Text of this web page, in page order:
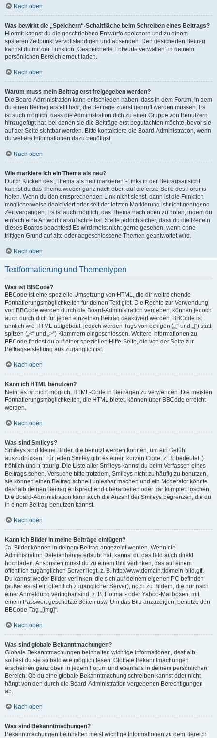
Nach oben
Was bewirkt die „Speichern“-Schaltfläche beim Schreiben eines Beitrags?
Hiermit kannst du die geschriebene Entwürfe speichern und zu einem
späteren Zeitpunkt vervollständigen und absenden. Den gesicherten Beitrag
kannst du mit der Funktion „Gespeicherte Entwürfe verwalten“ in deinem
persönlichen Bereich erneut laden.
Nach oben
Warum muss mein Beitrag erst freigegeben werden?
Die Board-Administration kann entschieden haben, dass in dem Forum, in dem
du einen Beitrag erstellt hast, die Beiträge zuerst geprüft werden müssen. Es
ist auch möglich, dass die Administration dich zu einer Gruppe von Benutzern
hinzugefügt hat, bei denen sie die Beiträge erst begutachten möchte, bevor sie
auf der Seite sichtbar werden. Bitte kontaktiere die Board-Administration, wenn
du weitere Informationen dazu benötigst.
Nach oben
Wie markiere ich ein Thema als neu?
Durch Klicken des „Thema als neu markieren“-Links in der Beitragsansicht
kannst du das Thema wieder ganz nach oben auf die erste Seite des Forums
holen. Wenn du den entsprechenden Link nicht siehst, dann ist die Funktion
möglicherweise deaktiviert oder seit der letzten Markierung ist nicht genügend
Zeit vergangen. Es ist auch möglich, das Thema nach oben zu holen, indem du
einfach eine Antwort darauf schreibst. Stelle jedoch sicher, dass du die Regeln
dieses Boards beachtest! Es wird meist nicht gerne gesehen, wenn ohne
triftigen Grund auf alte oder abgeschlossene Themen geantwortet wird.
Nach oben
Textformatierung und Thementypen
Was ist BBCode?
BBCode ist eine spezielle Umsetzung von HTML, die dir weitreichende
Formatierungsmöglichkeiten für deinen Text gibt. Die Rechte zur Verwendung
von BBCode werden durch die Board-Administration vergeben, können jedoch
auch durch dich für jeden einzelnen Beitrag deaktiviert werden. BBCode ist
ähnlich wie HTML aufgebaut, jedoch werden Tags von eckigen („[“ und „]“) statt
spitzen („<“ und „>“) Klammern eingeschlossen. Weitere Informationen zu
BBCode findest du auf einer speziellen Hilfe-Seite, die von der Seite zur
Beitragserstellung aus zugänglich ist.
Nach oben
Kann ich HTML benutzen?
Nein, es ist nicht möglich, HTML-Code in Beiträgen zu verwenden. Die meisten
Formatierungsmöglichkeiten, die HTML bietet, können über BBCode erreicht
werden.
Nach oben
Was sind Smileys?
Smileys sind kleine Bilder, die benutzt werden können, um ein Gefühl
auszudrücken. Für jeden Smiley gibt es einen kurzen Code, z. B. bedeutet :)
fröhlich und :( traurig. Die Liste aller Smileys kannst du beim Verfassen eines
Beitrags sehen. Versuche bitte trotzdem, Smileys nicht zu häufig zu benutzen,
sie können einen Beitrag schnell unlesbar machen und ein Moderator könnte
deshalb deinen Beitrag entsprechend überarbeiten oder gar komplett löschen.
Die Board-Administration kann auch die Anzahl der Smileys begrenzen, die du
in einem Beitrag benutzen kannst.
Nach oben
Kann ich Bilder in meine Beiträge einfügen?
Ja, Bilder können in deinem Beitrag angezeigt werden. Wenn die
Administration Dateianhänge erlaubt hat, kannst du das Bild auch direkt
hochladen. Ansonsten musst du zu einem Bild verlinken, das auf einem
öffentlich zugänglichen Server liegt, z. B. http://www.domain.tld/mein-bild.gif.
Du kannst weder Bilder verlinken, die sich auf deinem eigenen PC befinden
(außer es ist ein öffentlich zugänglicher Server), noch zu Bildern, die nur nach
einer Anmeldung verfügbar sind, z. B. Hotmail- oder Yahoo-Mailboxen, mit
einem Passwort geschützte Seiten usw. Um das Bild anzuzeigen, benutze den
BBCode-Tag „[img]“.
Nach oben
Was sind globale Bekanntmachungen?
Globale Bekanntmachungen beinhalten wichtige Informationen, deshalb
solltest du sie so bald wie möglich lesen. Globale Bekanntmachungen
erscheinen ganz oben in jedem Forum und ebenfalls in deinem persönlichen
Bereich. Ob du eine globale Bekanntmachung schreiben kannst oder nicht,
hängt von den durch die Board-Administration vergebenen Berechtigungen
ab.
Nach oben
Was sind Bekanntmachungen?
Bekanntmachungen beinhalten meist wichtige Informationen zu dem Bereich